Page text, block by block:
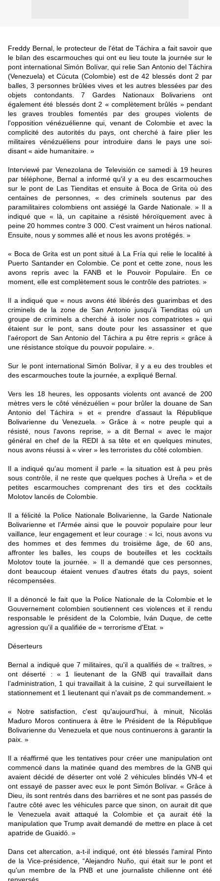
Freddy Bernal, le protecteur de l'état de Táchira a fait savoir que
le bilan des escarmouches qui ont eu lieu toute la journée sur le
pont international Simón Bolívar, qui relie San Antonio del Táchira
(Venezuela) et Cúcuta (Colombie) est de 42 blessés dont 2 par
balles, 3 personnes brûlées vives et les autres blessées par des
objets contondants. 7 Gardes Nationaux Bolivariens ont
également été blessés dont 2 « complètement brûlés » pendant
les graves troubles fomentés par des groupes violents de
l'opposition vénézuélienne qui, venant de Colombie et avec la
complicité des autorités du pays, ont cherché à faire plier les
militaires vénézuéliens pour introduire dans le pays une soi-
disant « aide humanitaire. »
Interviewé par Venezolana de Televisión ce samedi à 19 heures
par téléphone, Bernal a informé qu'il y a eu des escarmouches
sur le pont de Las Tienditas et ensuite à Boca de Grita où des
centaines de personnes, « des criminels soutenus par des
paramilitaires colombiens ont assiégé la Garde Nationale. » Il a
indiqué que « là, un capitaine a résisté héroïquement avec à
peine 20 hommes contre 3 000. C'est vraiment un héros national.
Ensuite, nous y sommes allé et nous les avons protégés. »
« Boca de Grita est un pont situé à La Fría qui relie le localité à
Puerto Santander en Colombie. Ce pont et cette zone, nous les
avons repris avec la FANB et le Pouvoir Populaire. En ce
moment, elle est complètement sous le contrôle des patriotes. »
Il a indiqué que « nous avons été libérés des guarimbas et des
criminels de la zone de San Antonio jusqu'à Tienditas où un
groupe de criminels a cherché à isoler nos compatriotes » qui
étaient sur le pont, sans doute pour les assassiner et que
l'aéroport de San Antonio del Táchira a pu être repris « grâce à
une résistance stoïque du pouvoir populaire. ».
Sur le pont international Simón Bolívar, il y a eu des troubles et
des escarmouches toute la journée, a expliqué Bernal.
Vers les 18 heures, les opposants violents ont avancé de 200
mètres vers le côté vénézuélien « pour brûler la douane de San
Antonio del Táchira » et « prendre d'assaut la République
Bolivarienne du Venezuela. » Grâce à « notre peuple qui a
résisté, nous l'avons reprise, » a dit Bernal « avec le major
général en chef de la REDI à sa tête et en quelques minutes,
nous avons réussi à « virer » les terroristes du côté colombien.
Il a indiqué qu'au moment il parle « la situation est à peu près
sous contrôle, il ne reste que quelques poches à Ureña » et de
petites escarmouches comprenant des tirs et des cocktails
Molotov lancés de Colombie.
Il a félicité la Police Nationale Bolivarienne, la Garde Nationale
Bolivarienne et l'Armée ainsi que le pouvoir populaire pour leur
vaillance, leur engagement et leur courage : « Ici, nous avons vu
des hommes et des femmes du troisième âge, de 60 ans,
affronter les balles, les coups de bouteilles et les cocktails
Molotov toute la journée. » Il a demandé que ces personnes,
dont beaucoup étaient venues d'autres états du pays, soient
récompensées.
Il a dénoncé le fait que la Police Nationale de la Colombie et le
Gouvernement colombien soutiennent ces violences et il rendu
responsable le président de la Colombie, Iván Duque, de cette
agression qu'il a qualifiée de « terrorisme d'Etat. »
Déserteurs
Bernal a indiqué que 7 militaires, qu'il a qualifiés de « traîtres, »
ont déserté : « 1 lieutenant de la GNB qui travaillait dans
l’administration, 1 qui travaillait à la cuisine, 2 qui surveillaient le
stationnement et 1 lieutenant qui n'avait ps de commandement. »
« Notre satisfaction, c'est qu'aujourd'hui, à minuit, Nicolás
Maduro Moros continuera à être le Président de la République
Bolivarienne du Venezuela et que nous continuerons à garantir la
paix. »
Il a réaffirmé que les tentatives pour créer une manipulation ont
commencé dans la matinée quand des membres de la GNB qui
avaient décidé de déserter ont volé 2 véhicules blindés VN-4 et
ont essayé de passer avec eux le pont Simón Bolívar. « Grâce à
Dieu, ils sont rentrés dans des barrières et ne sont pas passés de
l'autre côté avec les véhicules parce que sinon, on aurait dit que
le Venezuela avait attaqué la Colombie et ça aurait été la
manipulation que Trump avait demandé de mettre en place à cet
apatride de Guaidó. »
Dans cet altercation, a-t-il indiqué, ont été blessés l'amiral Pinto
de la Vice-présidence, “Alejandro Nuño, qui était sur le pont et
qu'un membre de la PNB et une journaliste chilienne ont été